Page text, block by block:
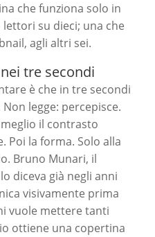
che funziona solo in
su dieci; una che
agli altri sei.
tre secondi
è che in tre secondi
legge: percepisce.
il contrasto
Poi la forma. Solo alla
Bruno Munari, il
diceva già negli anni
visivamente prima
vuole mettere tanti
ottiene una copertina